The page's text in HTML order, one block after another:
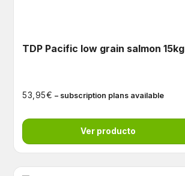
TDP Pacific low grain salmon 15kg
53,95€ – subscription plans available
Ver producto